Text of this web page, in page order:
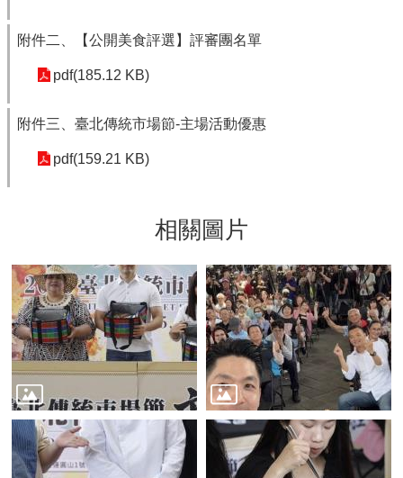
附件二、【公開美食評選】評審團名單
pdf(185.12 KB)
附件三、臺北傳統市場節-主場活動優惠
pdf(159.21 KB)
相關圖片